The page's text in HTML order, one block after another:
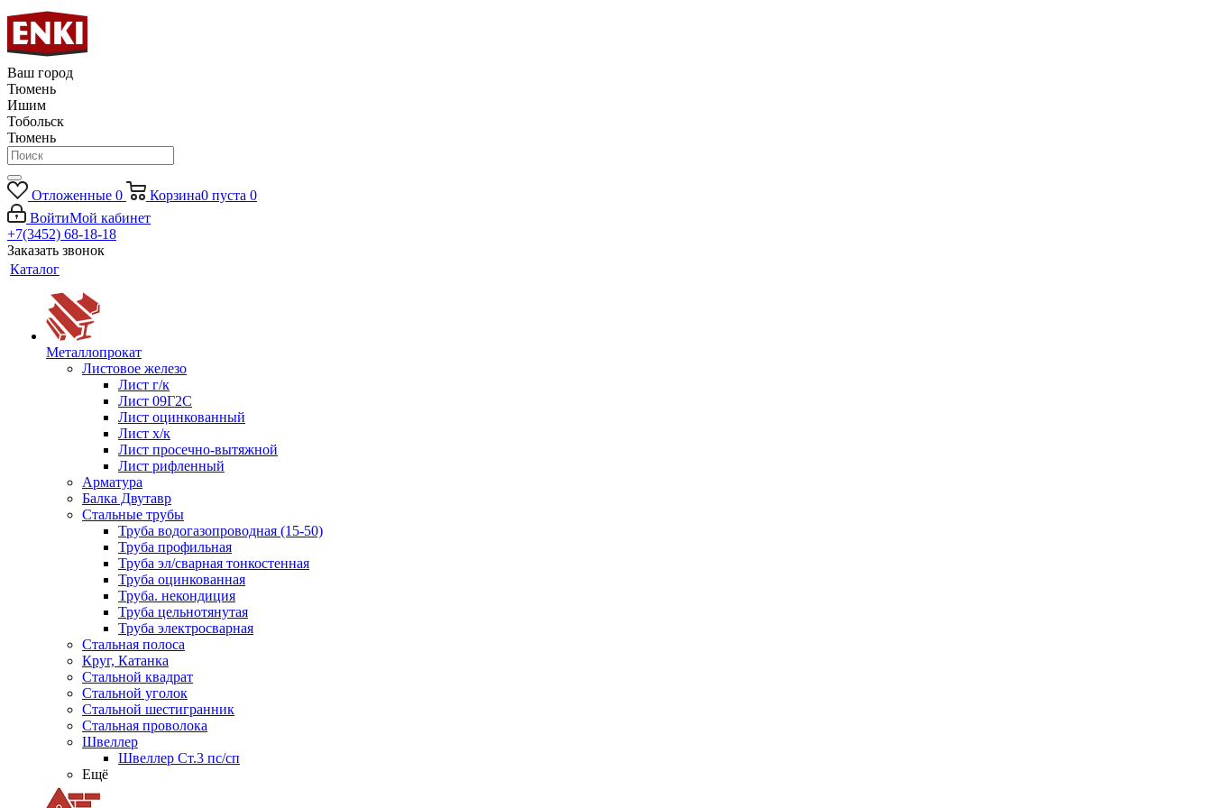
Ваш город
Тюмень
Ишим
Тобольск
Тюмень
Отложенные 0 Корзина0 пуста 0
ВойтиМой кабинет
+7(3452) 68-18-18
Заказать звонок
Каталог
Металлопрокат
Листовое железо
Лист г/к
Лист 09Г2С
Лист оцинкованный
Лист х/к
Лист просечно-вытяжной
Лист рифленный
Арматура
Балка Двутавр
Стальные трубы
Труба водогазопроводная (15-50)
Труба профильная
Труба эл/сварная тонкостенная
Труба оцинкованная
Труба. некондиция
Труба цельнотянутая
Труба электросварная
Стальная полоса
Круг, Катанка
Стальной квадрат
Стальной уголок
Стальной шестигранник
Стальная проволока
Швеллер
Швеллер Ст.3 пс/сп
Ещё